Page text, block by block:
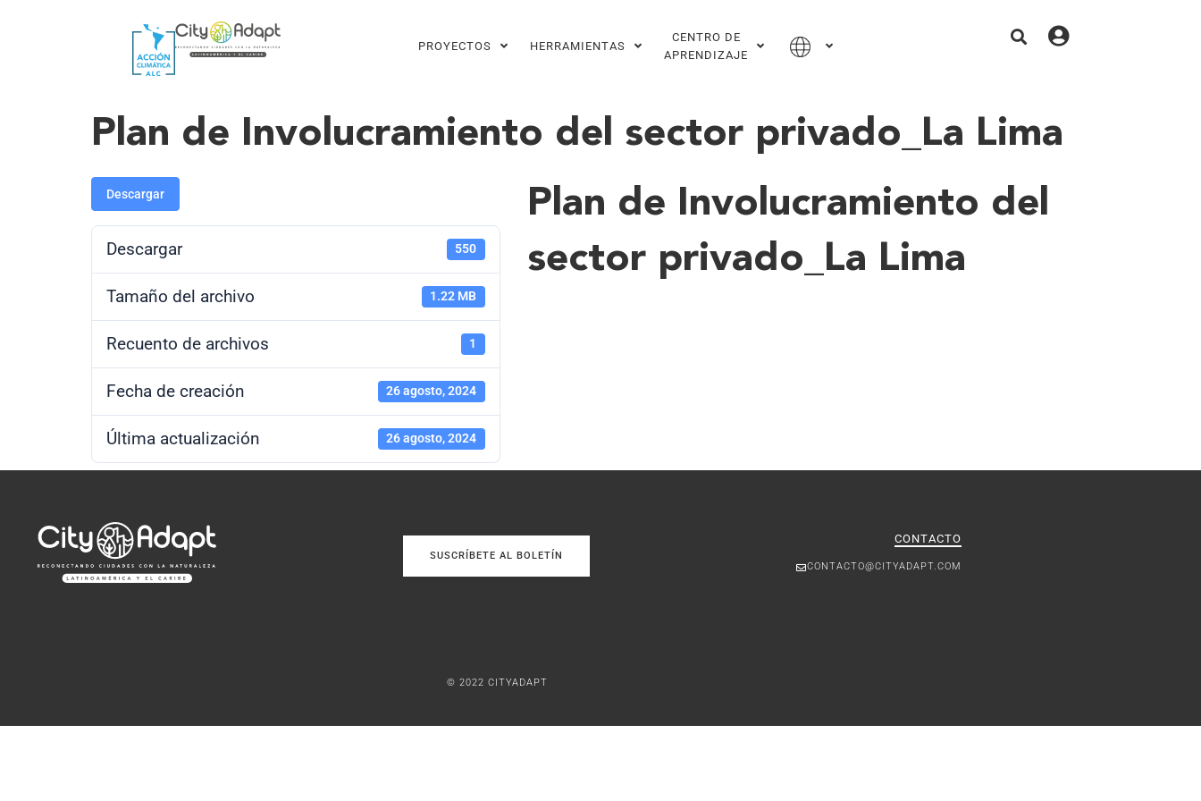
PROYECTOS HERRAMIENTAS
CENTRO DE
APRENDIZAJE
Plan de Involucramiento del sector privado_La Lima
Descargar
Descargar 550
Tamaño del archivo 1.22 MB
Recuento de archivos 1
Fecha de creación 26 agosto, 2024
Última actualización 26 agosto, 2024
Plan de Involucramiento del
sector privado_La Lima
SUSCRÍBETE AL BOLETÍN
CONTACTO
CONTACTO@CITYADAPT.COM
© 2022 CITYADAPT